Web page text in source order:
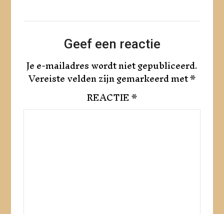
Geef een reactie
Je e-mailadres wordt niet gepubliceerd.
Vereiste velden zijn gemarkeerd met*
REACTIE*